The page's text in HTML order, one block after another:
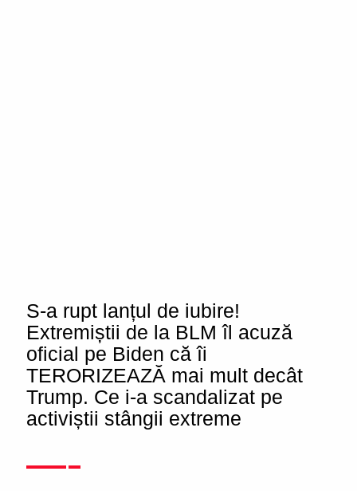
S-a rupt lanțul de iubire!
Extremiștii de la BLM îl acuză
oficial pe Biden că îi
TERORIZEAZĂ mai mult decât
Trump. Ce i-a scandalizat pe
activiștii stângii extreme